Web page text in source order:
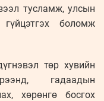
тусламж, улсын
боломж
төр хувийн
гадаадын
хөрөнгө босгох